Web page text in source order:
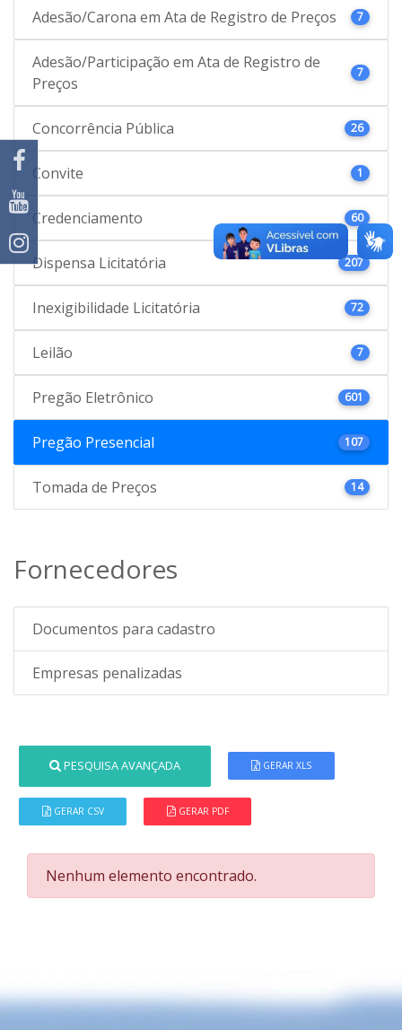
Adesão/Carona em Ata de Registro de Preços 7
Adesão/Participação em Ata de Registro de
Preços
7
Concorrência Pública 26
Convite 1
Credenciamento 60
Dispensa Licitatória 207
Inexigibilidade Licitatória 72
Leilão 7
Pregão Eletrônico 601
Pregão Presencial 107
Tomada de Preços 14
Fornecedores
Documentos para cadastro
Empresas penalizadas
PESQUISA AVANÇADA GERAR XLS
GERAR CSV GERAR PDF
Nenhum elemento encontrado.